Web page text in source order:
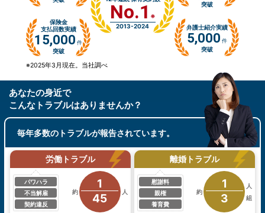
保険金
支払回数実績
15,000 件
突破
No.1 ※
2013-2024
突破
弁護士紹介実績
5,000 件
突破
※2025年3月現在。当社調べ
あなたの身近で
こんなトラブルはありませんか？
毎年多数のトラブルが報告されています。
労働トラブル
パワハラ
不当解雇
契約違反
約
1
45
人
離婚トラブル
慰謝料
親権
養育費
約
1
3
人
組